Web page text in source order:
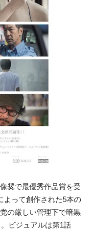
奨で最優秀作品賞を受
よって創作された5本の
の厳しい管理下で暗黒
ビジュアルは第1話